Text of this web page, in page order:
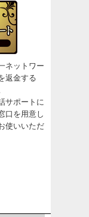
ネットワー
返金する
サポートに
口を用意し
使いいただ